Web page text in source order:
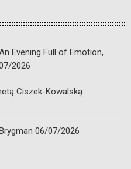
Evening Full of Emotion,
2026
Ciszek-Kowalską
06/07/2026